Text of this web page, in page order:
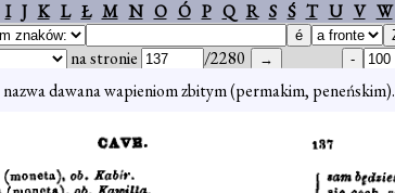
I J K L Ł M N O Ó P Q R S Ś T U V W
na stronie /2280
nazwa dawana wapieniom zbitym (permakim, peneńskim).